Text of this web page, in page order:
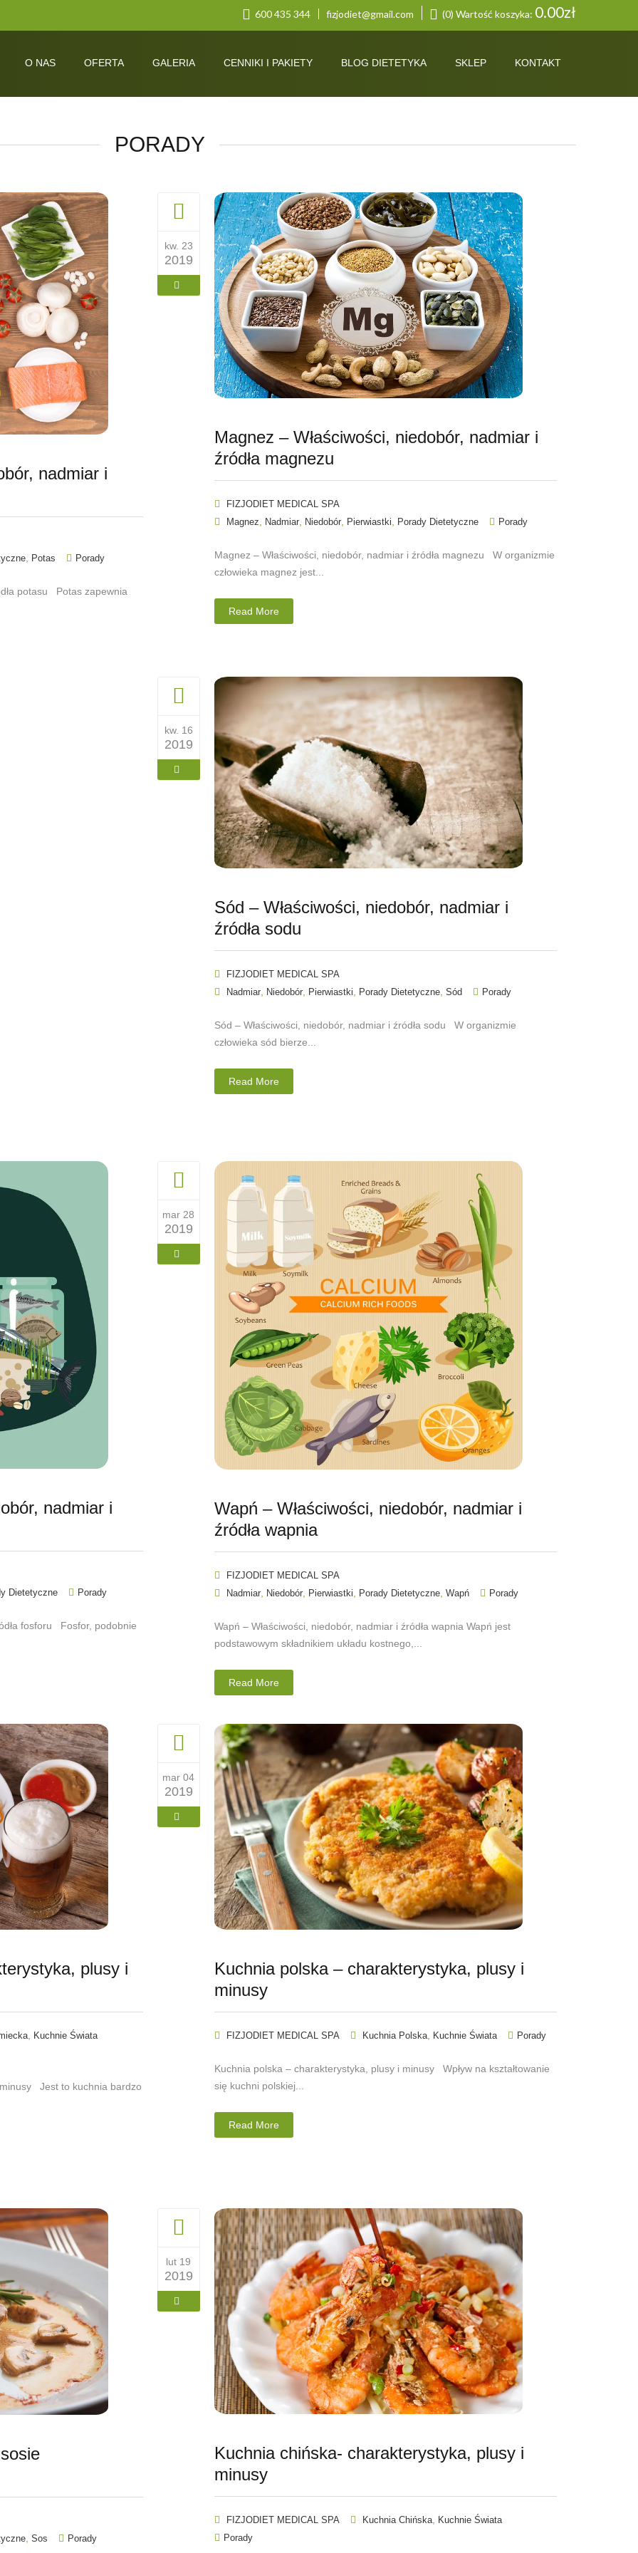
600 435 344 fizjodiet@gmail.com (0) Wartość koszyka: 0.00zł
O NAS OFERTA GALERIA CENNIKI I PAKIETY BLOG DIETETYKA SKLEP KONTAKT
PORADY
nadmiar i
Potas Porady
potasu Potas zapewnia
kw. 23
2019
Magnez – Właściwości, niedobór, nadmiar i
źródła magnezu
FIZJODIET MEDICAL SPA
Magnez
Nadmiar, Niedobór, Pierwiastki Porady Dietetyczne Porady
Magnez – Właściwości, niedobór, nadmiar i źródła magnezu W organizmie
człowieka magnez jest...
Read More
kw. 16
2019
Sód – Właściwości, niedobór, nadmiar i
źródła sodu
FIZJODIET MEDICAL SPA
Nadmiar, Niedobór, Pierwiastki Porady Dietetyczne, Sód Porady
Sód – Właściwości, niedobór, nadmiar i źródła sodu W organizmie
człowieka sód bierze...
Read More
nadmiar i
Dietetyczne Porady
fosforu Fosfor, podobnie
mar 28
2019
Wapń – Właściwości, niedobór, nadmiar i
źródła wapnia
FIZJODIET MEDICAL SPA
Nadmiar, Niedobór, Pierwiastki, Porady Dietetyczne, Wapń Porady
Wapń – Właściwości, niedobór, nadmiar i źródła wapnia Wapń jest
podstawowym składnikiem układu kostnego,...
Read More
plusy i
Kuchnie Świata
Jest to kuchnia bardzo
mar 04
2019
Kuchnia polska – charakterystyka, plusy i
minusy
FIZJODIET MEDICAL SPA Kuchnia Polska, Kuchnie Świata Porady
Kuchnia polska – charakterystyka, plusy i minusy Wpływ na kształtowanie
się kuchni polskiej...
Read More
Sos Porady
lut 19
2019
Kuchnia chińska- charakterystyka, plusy i
minusy
FIZJODIET MEDICAL SPA Kuchnia Chińska,
Kuchnie Świata
Porady